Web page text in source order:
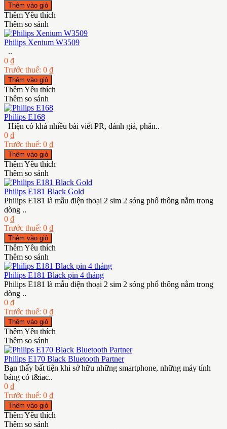
Thêm Yêu thích
Thêm so sánh
Philips Xenium W3509
..
0 ₫
Trước thuế: 0 ₫
Thêm Yêu thích
Thêm so sánh
Philips E168
Hiện có khá nhiều bài viết PR, đánh giá, phân..
0 ₫
Trước thuế: 0 ₫
Thêm Yêu thích
Thêm so sánh
Philips E181 Black Gold
Philips E181 là mẫu điện thoại 2 sim 2 sóng phổ thông nằm trong
dòng ..
0 ₫
Trước thuế: 0 ₫
Thêm Yêu thích
Thêm so sánh
Philips E181 Black pin 4 tháng
Philips E181 là mẫu điện thoại 2 sim 2 sóng phổ thông nằm trong
dòng ..
0 ₫
Trước thuế: 0 ₫
Thêm Yêu thích
Thêm so sánh
Philips E170 Black Bluetooth Partner
Bạn thấy bất tiện khi sở hữu những smartphone, những máy tính
bảng có t&iac..
0 ₫
Trước thuế: 0 ₫
Thêm Yêu thích
Thêm so sánh